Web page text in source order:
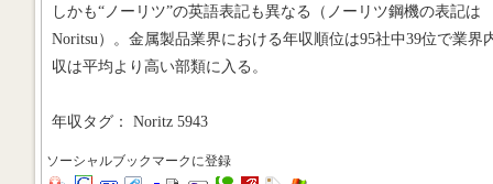
しかも“ノーリツ”の英語表記も異なる（ノーリツ鋼機の表記は
Noritsu）。金属製品業界における年収順位は95社中39位で業界
収は平均より高い部類に入る。
年収タグ： Noritz 5943
ソーシャルブックマークに登録